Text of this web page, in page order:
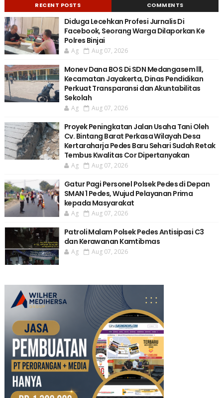
RECENT POSTS COMMENTS
Diduga Lecehkan Profesi Jurnalis Di
Facebook, Seorang Warga Dilaporkan Ke
Polres Binjai
Ag Aug 07, 2026
Monev Dana BOS Di SDN Medangasem lll,
Kecamatan Jayakerta, Dinas Pendidikan
Perkuat Transparansi dan Akuntabilitas
Sekolah
Ag Aug 07, 2026
Proyek Peningkatan Jalan Usaha Tani Oleh
Cv. Bintang Barat Perkasa Wilayah Desa
Kertaraharja Pedes Baru Sehari Sudah Retak
Tembus Kwalitas Cor Dipertanyakan
Ag Aug 07, 2026
Gatur Pagi Personel Polsek Pedes di Depan
SMAN 1 Pedes, Wujud Pelayanan Prima
kepada Masyarakat
Ag Aug 07, 2026
Patroli Malam Polsek Pedes Antisipasi C3
dan Kerawanan Kamtibmas
Ag Aug 07, 2026